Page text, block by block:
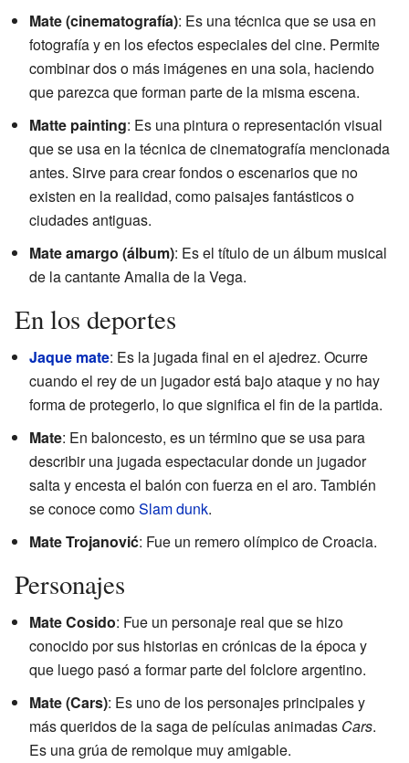
Mate (cinematografía): Es una técnica que se usa en
fotografía y en los efectos especiales del cine. Permite
combinar dos o más imágenes en una sola, haciendo
que parezca que forman parte de la misma escena.
Matte painting: Es una pintura o representación visual
que se usa en la técnica de cinematografía mencionada
antes. Sirve para crear fondos o escenarios que no
existen en la realidad, como paisajes fantásticos o
ciudades antiguas.
Mate amargo (álbum): Es el título de un álbum musical
de la cantante Amalia de la Vega.
En los deportes
Jaque mate: Es la jugada final en el ajedrez. Ocurre
cuando el rey de un jugador está bajo ataque y no hay
forma de protegerlo, lo que significa el fin de la partida.
Mate: En baloncesto, es un término que se usa para
describir una jugada espectacular donde un jugador
salta y encesta el balón con fuerza en el aro. También
se conoce comoSlam dunk.
Mate Trojanović: Fue un remero olímpico de Croacia.
Personajes
Mate Cosido: Fue un personaje real que se hizo
conocido por sus historias en crónicas de la época y
que luego pasó a formar parte del folclore argentino.
Mate (Cars): Es uno de los personajes principales y
más queridos de la saga de películas animadas Cars.
Es una grúa de remolque muy amigable.